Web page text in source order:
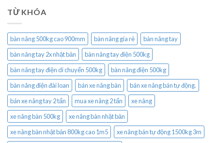
TỪ KHÓA
bàn nâng 500kg cao 900mm bàn nâng gía rẻ
bàn nâng tay
bàn nâng tay 2x nhật bản
bàn nâng tay điện 500kg
bàn nâng tay điện di chuyển 500kg
bàn nâng điện 500kg
bàn nâng điện đài loan
bán xe nâng bàn
bán xe nâng bán tự động.
bán xe nâng tay 2 tấn
mua xe nâng 2 tấn
xe nâng
xe nâng bàn 500kg
xe nâng bàn nhật bản
xe nâng bàn nhật bản 800kg cao 1m5
xe nâng bán tự động 1500kg 3m